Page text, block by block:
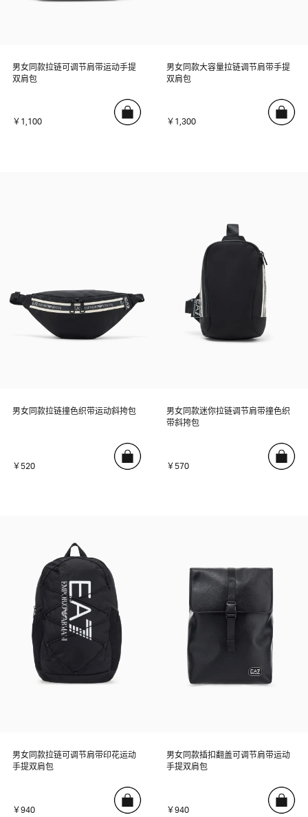
男女同款拉链可调节肩带运动手提
双肩包
￥1,100
男女同款大容量拉链调节肩带手提
双肩包
￥1,300
男女同款拉链撞色织带运动斜挎包
￥520
男女同款迷你拉链调节肩带撞色织
带斜挎包
￥570
男女同款拉链可调节肩带印花运动
手提双肩包
￥940
男女同款插扣翻盖可调节肩带运动
手提双肩包
￥940